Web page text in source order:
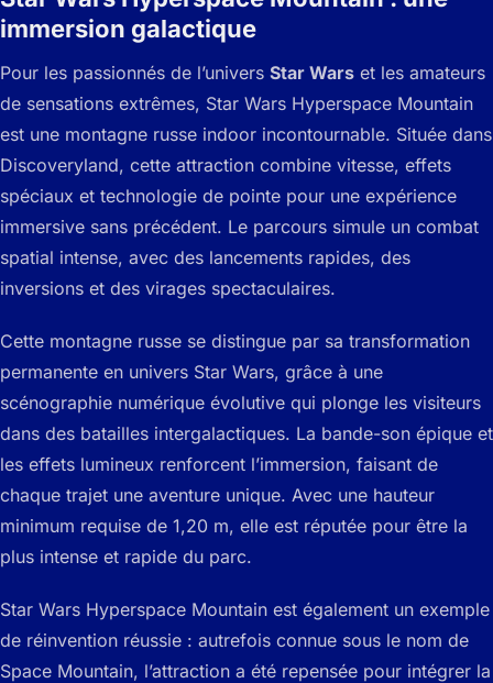
immersion galactique
Pour les passionnés de l’univers Star Wars et les amateurs
de sensations extrêmes, Star Wars Hyperspace Mountain
est une montagne russe indoor incontournable. Située dans
Discoveryland, cette attraction combine vitesse, effets
spéciaux et technologie de pointe pour une expérience
immersive sans précédent. Le parcours simule un combat
spatial intense, avec des lancements rapides, des
inversions et des virages spectaculaires.
Cette montagne russe se distingue par sa transformation
permanente en univers Star Wars, grâce à une
scénographie numérique évolutive qui plonge les visiteurs
dans des batailles intergalactiques. La bande-son épique et
les effets lumineux renforcent l’immersion, faisant de
chaque trajet une aventure unique. Avec une hauteur
minimum requise de 1,20 m, elle est réputée pour être la
plus intense et rapide du parc.
Star Wars Hyperspace Mountain est également un exemple
de réinvention réussie : autrefois connue sous le nom de
Space Mountain, l’attraction a été repensée pour intégrer la